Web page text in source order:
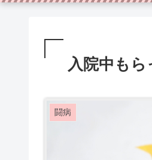
入院中もら
闘病